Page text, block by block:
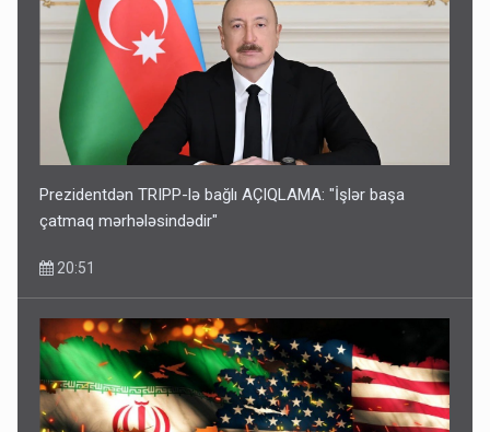
Prezidentdən TRIPP-lə bağlı AÇIQLAMA: "İşlər başa
çatmaq mərhələsindədir"
20:51